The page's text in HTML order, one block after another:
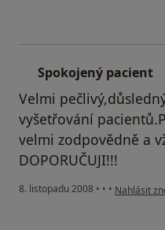
Spokojený pacient
Velmi
vyšetřování
velmi zodpovědně a
DOPORUČUJI!!!
8. listopadu 2008 • • • podle
Nahlásit